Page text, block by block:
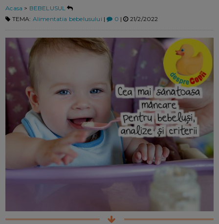
Acasa > BEBELUSUL
TEMA: Alimentatia bebelusului | 0 | 21/2/2022